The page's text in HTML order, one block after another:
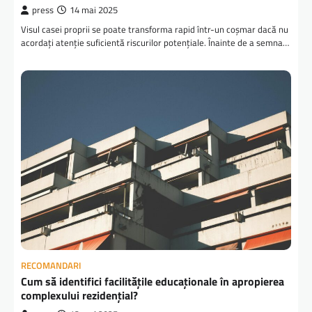
press 14 mai 2025
Visul casei proprii se poate transforma rapid într-un coșmar dacă nu
acordați atenție suficientă riscurilor potențiale. Înainte de a semna…
RECOMANDARI
Cum să identifici facilitățile educaționale în apropierea
complexului rezidențial?